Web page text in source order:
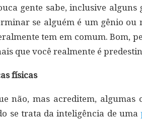
gente sabe, inclusive alguns
se alguém é um gênio ou
tem em comum. Bom,
que você realmente é
físicas
não, mas acreditem,
se trata da inteligência de uma